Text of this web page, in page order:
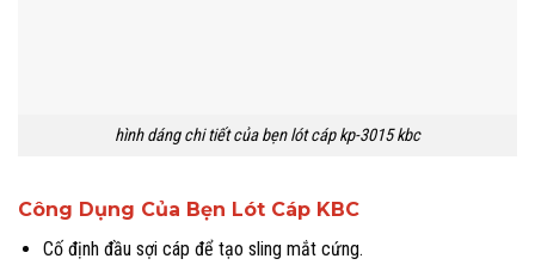
hình dáng chi tiết của bẹn lót cáp kp-3015 kbc
Công Dụng Của Bẹn Lót Cáp KBC
Cố định đầu sợi cáp để tạo sling mắt cứng.